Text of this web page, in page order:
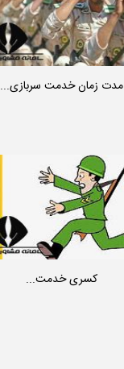
مدت زمان خدمت سربازی...
کسری خدمت...